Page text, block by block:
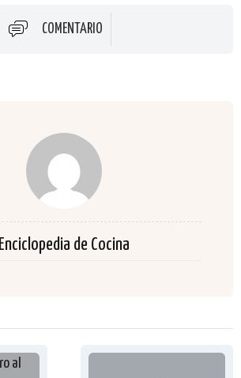
COMENTARIO
Enciclopedia de Cocina